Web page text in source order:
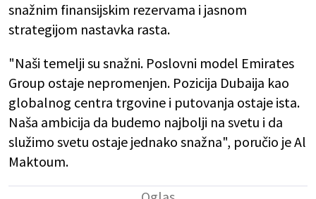
snažnim finansijskim rezervama i jasnom
strategijom nastavka rasta.
"Naši temelji su snažni. Poslovni model Emirates
Group ostaje nepromenjen. Pozicija Dubaija kao
globalnog centra trgovine i putovanja ostaje ista.
Naša ambicija da budemo najbolji na svetu i da
služimo svetu ostaje jednako snažna", poručio je Al
Maktoum.